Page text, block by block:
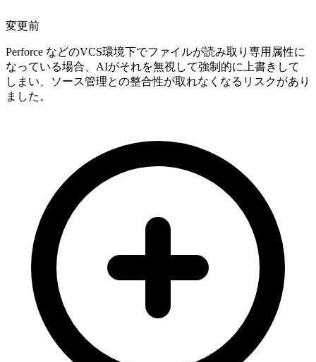
変更前
Perforce などのVCS環境下でファイルが読み取り専用属性に
なっている場合、AIがそれを無視して強制的に上書きして
しまい、ソース管理との整合性が取れなくなるリスクがあり
ました。